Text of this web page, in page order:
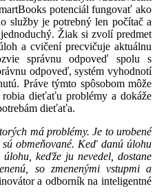
potenciál fungovať ako
služby je potrebný len počítač a
Žiak si zvolí predmet
a cvičení precvičuje aktuálnu
správnu odpoveď spolu s
odpoveď, systém vyhodnotí
Práve týmto spôsobom môže
dieťaťu problémy a dokáže
dieťaťa.
má problémy. Je to urobené
obmeňované. Keď danú úlohu
keďže ju nevedel, dostane
so zmenenými vstupmi a
a odborník na inteligentné